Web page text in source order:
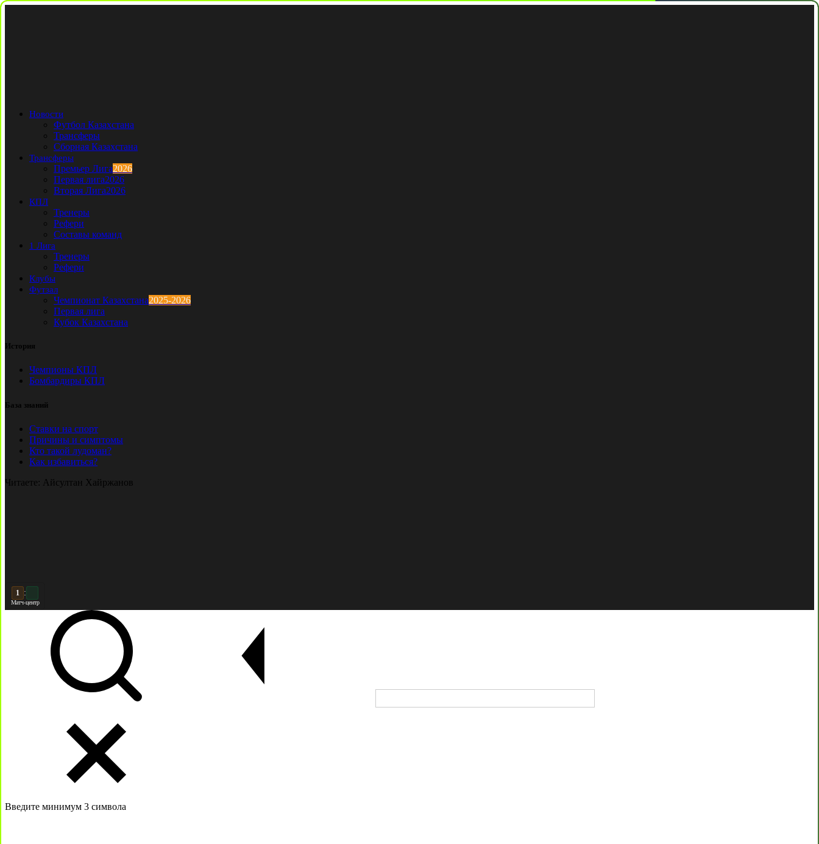
Новости
Футбол Казахстана
Трансферы
Сборная Казахстана
Трансферы
Премьер Лига2026
Первая лига2026
Вторая Лига2026
КПЛ
Тренеры
Рефери
Составы команд
1 Лига
Тренеры
Рефери
Клубы
Футзал
Чемпионат Казахстана2025-2026
Первая лига
Кубок Казахстана
История
Чемпионы КПЛ
Бомбардиры КПЛ
База знаний
Ставки на спорт
Причины и симптомы
Кто такой лудоман?
Как избавиться?
Читаете: Айсултан Хайржанов
:
Матч-центр
Введите минимум 3 символа